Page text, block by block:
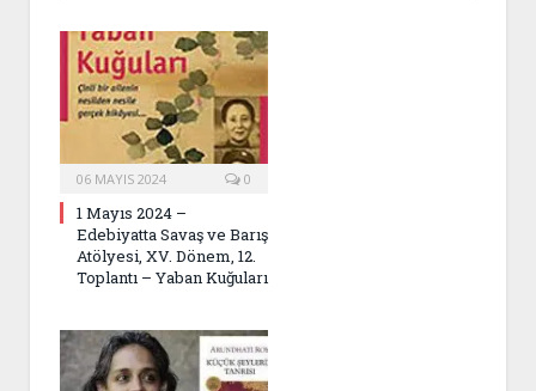
06 MAYIS 2024 0
1 Mayıs 2024 –
Edebiyatta Savaş ve Barış
Atölyesi, XV. Dönem, 12.
Toplantı – Yaban Kuğuları